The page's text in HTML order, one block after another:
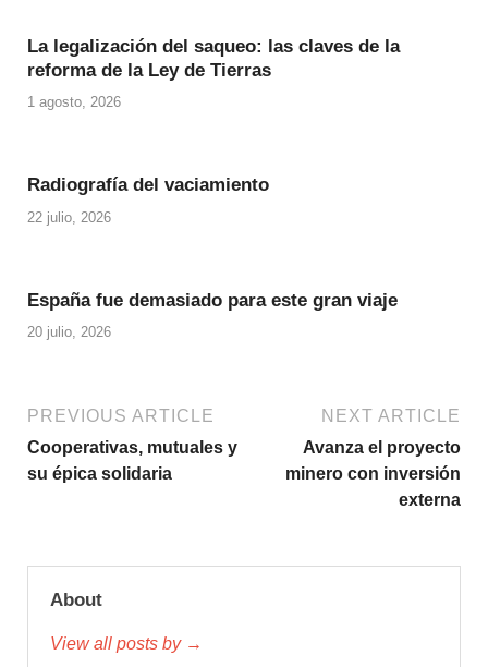
La legalización del saqueo: las claves de la
reforma de la Ley de Tierras
1 agosto, 2026
Radiografía del vaciamiento
22 julio, 2026
España fue demasiado para este gran viaje
20 julio, 2026
PREVIOUS ARTICLE
Cooperativas, mutuales y
su épica solidaria
NEXT ARTICLE
Avanza el proyecto
minero con inversión
externa
About
View all posts by →